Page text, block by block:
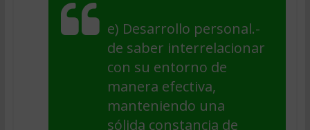
e) Desarrollo personal.-
de saber interrelacionar
con su entorno de
manera efectiva,
manteniendo una
sólida constancia de